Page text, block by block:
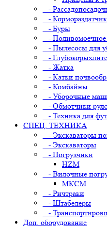
-
-
- Буры
- Поливомоечное
- Пылесосы для
-
- Жатка
- Катки
- Комбайны
- Уборочные
- Обмотчики
- Техника для
СПЕЦ. ТЕХНИКА
- Экскаваторы
- Экскаваторы
- Погрузчики
HZM
- Вилочные
МКСМ
- Ричтраки
- Штабелеры
-
Доп. оборудование